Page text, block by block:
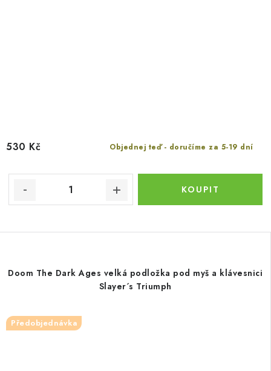
Objednej teď - doručíme za 5-19 dní
530 Kč
Doom The Dark Ages velká podložka pod myš a klávesnici
Slayer´s Triumph
Předobjednávka